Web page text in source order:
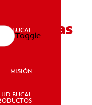
SALUD BUCAL
BUCAL
MISIÓN
BUCAL
Toggle
causas